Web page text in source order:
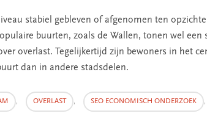
stabiel gebleven of afgenomen ten
buurten, zoals de Wallen, tonen wel een
overlast. Tegelijkertijd zijn bewoners in het
dan in andere stadsdelen.
, OVERLAST , SEO ECONOMISCH ONDERZOEK ,